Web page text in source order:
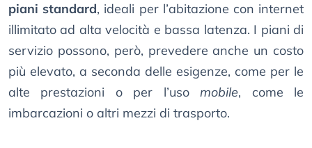
piani standard, ideali per l’abitazione con internet
illimitato ad alta velocità e bassa latenza. I piani di
servizio possono, però, prevedere anche un costo
più elevato, a seconda delle esigenze, come per le
alte prestazioni o per l’usomobile, come le
imbarcazioni o altri mezzi di trasporto.